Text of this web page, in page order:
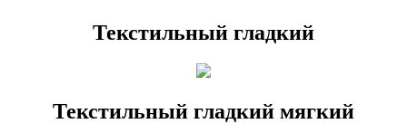
Текстильный гладкий
Текстильный гладкий мягкий